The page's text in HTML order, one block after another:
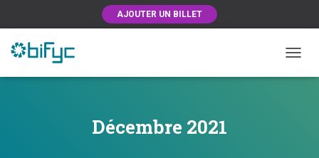
AJOUTER UN BILLET
Décembre 2021